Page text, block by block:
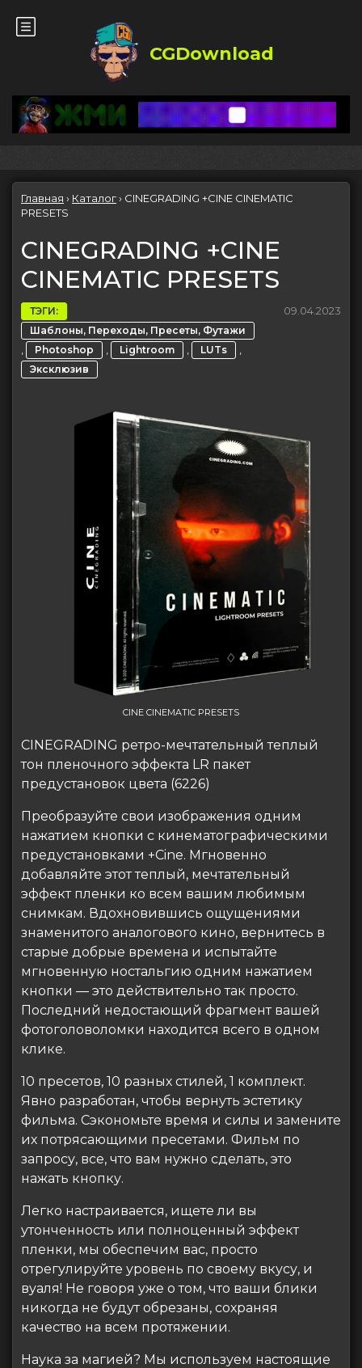
CGDownload
Главная › Каталог› CINEGRADING +CINE CINEMATIC
PRESETS
CINEGRADING +CINE
CINEMATIC PRESETS
ТЭГИ:
Шаблоны, Переходы, Пресеты, Футажи
, Photoshop , Lightroom , LUTs ,
Эксклюзив
09.04.2023
CINE CINEMATIC PRESETS
CINEGRADING ретро-мечтательный теплый
тон пленочного эффекта LR пакет
предустановок цвета (6226)
Преобразуйте свои изображения одним
нажатием кнопки с кинематографическими
предустановками +Cine. Мгновенно
добавляйте этот теплый, мечтательный
эффект пленки ко всем вашим любимым
снимкам. Вдохновившись ощущениями
знаменитого аналогового кино, вернитесь в
старые добрые времена и испытайте
мгновенную ностальгию одним нажатием
кнопки — это действительно так просто.
Последний недостающий фрагмент вашей
фотоголоволомки находится всего в одном
клике.
10 пресетов, 10 разных стилей, 1 комплект.
Явно разработан, чтобы вернуть эстетику
фильма. Сэкономьте время и силы и замените
их потрясающими пресетами. Фильм по
запросу, все, что вам нужно сделать, это
нажать кнопку.
Легко настраивается, ищете ли вы
утонченность или полноценный эффект
пленки, мы обеспечим вас, просто
отрегулируйте уровень по своему вкусу, и
вуаля! Не говоря уже о том, что ваши блики
никогда не будут обрезаны, сохраняя
качество на всем протяжении.
Наука за магией? Мы используем настоящие